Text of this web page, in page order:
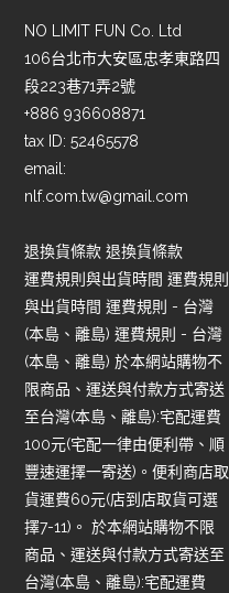
NO LIMIT FUN Co. Ltd
106台北市大安區忠孝東路四
段223巷71弄2號
+886 936608871
tax ID: 52465578
email:
nlf.com.tw@gmail.com
退換貨條款 退換貨條款
運費規則與出貨時間 運費規則
與出貨時間 運費規則 - 台灣
(本島、離島) 運費規則 - 台灣
(本島、離島) 於本網站購物不
限商品、運送與付款方式寄送
至台灣(本島、離島):宅配運費
100元(宅配一律由便利帶、順
豐速運擇一寄送)。便利商店取
貨運費60元(店到店取貨可選
擇7-11)。 於本網站購物不限
商品、運送與付款方式寄送至
台灣(本島、離島):宅配運費